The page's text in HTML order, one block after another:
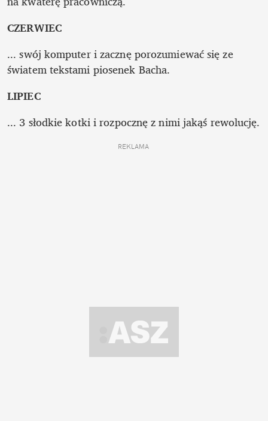
CZERWIEC
... swój komputer i zacznę porozumiewać się ze
światem tekstami piosenek Bacha.
LIPIEC
... 3 słodkie kotki i rozpocznę z nimi jakąś rewolucję.
REKLAMA